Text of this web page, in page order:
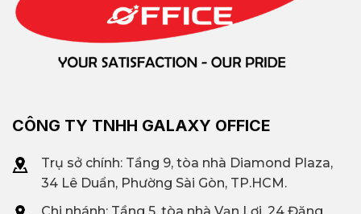
CÔNG TY TNHH GALAXY OFFICE
Trụ sở chính: Tầng 9, tòa nhà Diamond Plaza,
34 Lê Duẩn, Phường Sài Gòn, TP.HCM.
Chi nhánh: Tầng 5, tòa nhà Vạn Lợi, 24 Đặng